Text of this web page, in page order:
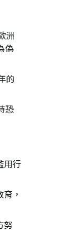
洲
偽
的
恐
用行
，
努